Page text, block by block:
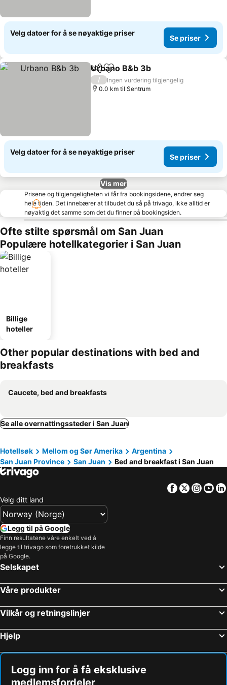
Velg datoer for å se nøyaktige priser
Se priser
Del Legg til i favoritter
Urbano B&b 3b
/
Ingen vurdering tilgjengelig
0.0 km til Sentrum
Velg datoer for å se nøyaktige priser
Se priser
Vis mer
Prisene og tilgjengeligheten vi får fra bookingsidene, endrer seg
hele tiden. Det innebærer at tilbudet du så på trivago, ikke alltid er
nøyaktig det samme som det du finner på bookingsiden.
Ofte stilte spørsmål om San Juan
Populære hotellkategorier i San Juan
Billige
hoteller
Other popular destinations with bed and
breakfasts
Caucete, bed and breakfasts
Se alle overnattingssteder i San Juan
Hotellsøk Mellom og Sør Amerika
Argentina
San Juan Province
San Juan Bed and breakfast i San Juan
Facebook
Twitter
Velg ditt land
Legg til på Google
Finn resultatene våre enkelt ved å
legge til trivago som foretrukket kilde
på Google.
Selskapet
Våre produkter
Vilkår og retningslinjer
Hjelp
Logg inn for å få eksklusive
medlemsfordeler